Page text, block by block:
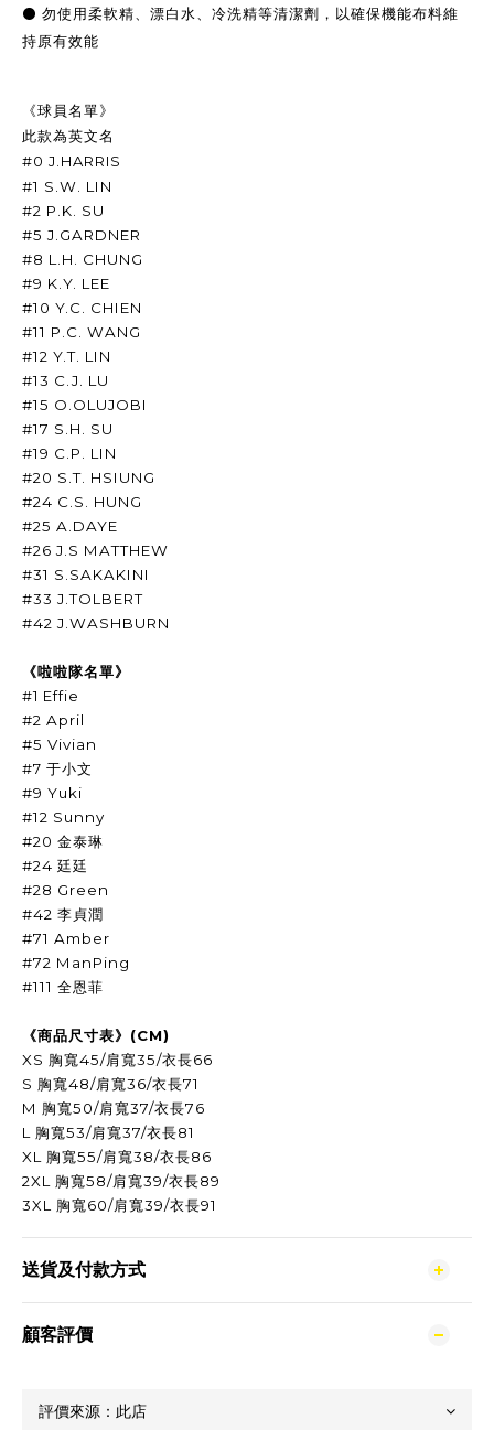
⚫ 勿使用柔軟精、漂白水、冷洗精等清潔劑，以確保機能布料維
持原有效能
《球員名單》
此款為英文名
#0 J.HARRIS
#1 S.W. LIN
#2 P.K. SU
#5 J.GARDNER
#8 L.H. CHUNG
#9 K.Y. LEE
#10 Y.C. CHIEN
#11 P.C. WANG
#12 Y.T. LIN
#13 C.J. LU
#15 O.OLUJOBI
#17 S.H. SU
#19 C.P. LIN
#20 S.T. HSIUNG
#24 C.S. HUNG
#25 A.DAYE
#26 J.S MATTHEW
#31 S.SAKAKINI
#33 J.TOLBERT
#42 J.WASHBURN
《啦啦隊名單》
#1 Effie
#2 April
#5 Vivian
#7 于小文
#9 Yuki
#12 Sunny
#20 金泰琳
#24 廷廷
#28 Green
#42 李貞潤
#71 Amber
#72 ManPing
#111 全恩菲
《商品尺寸表》 (CM)
XS 胸寬45/肩寬35/衣長66
S 胸寬48/肩寬36/衣長71
M 胸寬50/肩寬37/衣長76
L 胸寬53/肩寬37/衣長81
XL 胸寬55/肩寬38/衣長86
2XL 胸寬58/肩寬39/衣長89
3XL 胸寬60/肩寬39/衣長91
送貨及付款方式
顧客評價